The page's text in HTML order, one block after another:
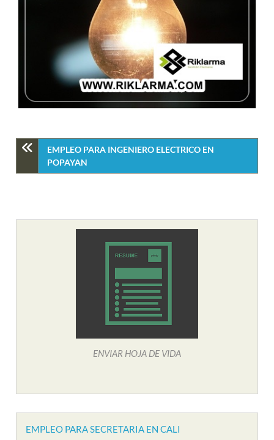
EMPLEO PARA INGENIERO ELECTRICO EN
POPAYAN
ENVIAR HOJA DE VIDA
EMPLEO PARA SECRETARIA EN CALI